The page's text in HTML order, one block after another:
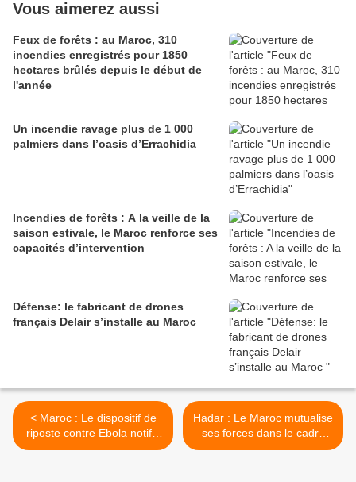
Vous aimerez aussi
Feux de forêts : au Maroc, 310
incendies enregistrés pour 1850
hectares brûlés depuis le début de
l'année
Un incendie ravage plus de 1 000
palmiers dans l’oasis d’Errachidia
Incendies de forêts : A la veille de la
saison estivale, le Maroc renforce ses
capacités d’intervention
Défense: le fabricant de drones
français Delair s’installe au Maroc
< Maroc : Le dispositif de
riposte contre Ebola notifié
aux professionnels de santé
Hadar : Le Maroc mutualise
ses forces dans le cadre
d’un nouveau plan de